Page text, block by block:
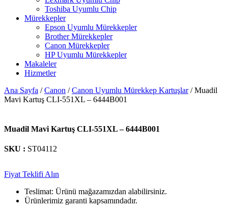
Toshiba Uyumlu Chip
Mürekkepler
Epson Uyumlu Mürekkepler
Brother Mürekkepler
Canon Mürekkepler
HP Uyumlu Mürekkepler
Makaleler
Hizmetler
Ana Sayfa /Canon /Canon Uyumlu Mürekkep Kartuşlar/ Muadil
Mavi Kartuş CLI-551XL – 6444B001
Muadil Mavi Kartuş CLI-551XL – 6444B001
SKU : ST04112
Fiyat Teklifi Alın
Teslimat: Ürünü mağazamızdan alabilirsiniz.
Ürünlerimiz garanti kapsamındadır.